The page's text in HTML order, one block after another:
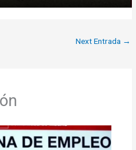
Next Entrada →